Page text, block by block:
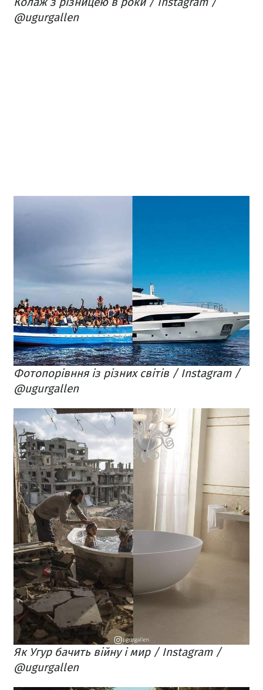
@ugurgallen
Фотопорівння із різних світів / Instagram /
@ugurgallen
Як Угур бачить війну і мир / Instagram /
@ugurgallen